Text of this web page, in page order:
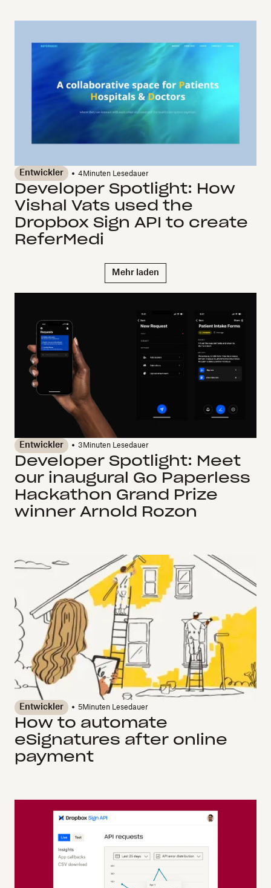
Entwickler 4 Minuten Lesedauer
Developer Spotlight: How
Vishal Vats used the
Dropbox Sign API to create
ReferMedi
Mehr laden
Entwickler 3 Minuten Lesedauer
Developer Spotlight: Meet
our inaugural Go Paperless
Hackathon Grand Prize
winner Arnold Rozon
Entwickler 5Minuten Lesedauer
How to automate
eSignatures after online
payment